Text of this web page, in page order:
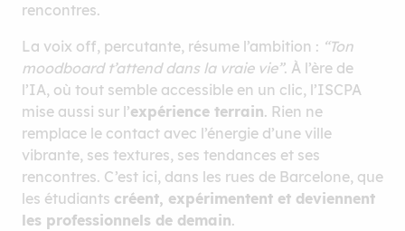
rencontres.
La voix off, percutante, résume l’ambition : “Ton
moodboard t’attend dans la vraie vie”. À l’ère de
l’IA, où tout semble accessible en un clic, l’ISCPA
mise aussi sur l’expérience terrain. Rien ne
remplace le contact avec l’énergie d’une ville
vibrante, ses textures, ses tendances et ses
rencontres. C’est ici, dans les rues de Barcelone, que
les étudiants créent, expérimentent et deviennent
les professionnels de demain.